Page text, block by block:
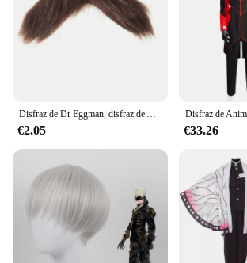
Disfraz de Dr Eggman, disfraz de Anime Hedgehog 2 Ivo Robotnik, ropa de Halloween para hombres, abrigo, gafas, conjunto completo, uniformes de traje de Carnaval
€2.05 €33.26